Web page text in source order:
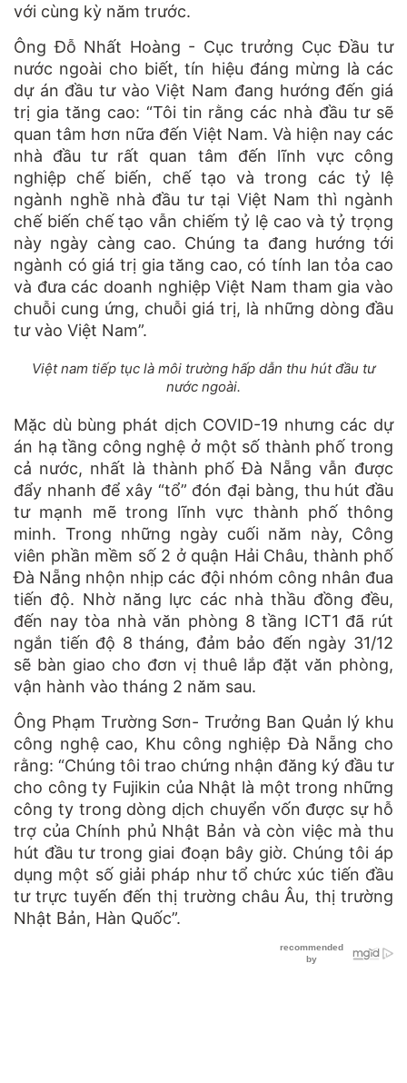
với cùng kỳ năm trước.
Ông Đỗ Nhất Hoàng - Cục trưởng Cục Đầu tư
nước ngoài cho biết, tín hiệu đáng mừng là các
dự án đầu tư vào Việt Nam đang hướng đến giá
trị gia tăng cao: “Tôi tin rằng các nhà đầu tư sẽ
quan tâm hơn nữa đến Việt Nam. Và hiện nay các
nhà đầu tư rất quan tâm đến lĩnh vực công
nghiệp chế biến, chế tạo và trong các tỷ lệ
ngành nghề nhà đầu tư tại Việt Nam thì ngành
chế biến chế tạo vẫn chiếm tỷ lệ cao và tỷ trọng
này ngày càng cao. Chúng ta đang hướng tới
ngành có giá trị gia tăng cao, có tính lan tỏa cao
và đưa các doanh nghiệp Việt Nam tham gia vào
chuỗi cung ứng, chuỗi giá trị, là những dòng đầu
tư vào Việt Nam”.
Việt nam tiếp tục là môi trường hấp dẫn thu hút đầu tư
nước ngoài.
Mặc dù bùng phát dịch COVID-19 nhưng các dự
án hạ tầng công nghệ ở một số thành phố trong
cả nước, nhất là thành phố Đà Nẵng vẫn được
đẩy nhanh để xây “tổ” đón đại bàng, thu hút đầu
tư mạnh mẽ trong lĩnh vực thành phố thông
minh. Trong những ngày cuối năm này, Công
viên phần mềm số 2 ở quận Hải Châu, thành phố
Đà Nẵng nhộn nhịp các đội nhóm công nhân đua
tiến độ. Nhờ năng lực các nhà thầu đồng đều,
đến nay tòa nhà văn phòng 8 tầng ICT1 đã rút
ngắn tiến độ 8 tháng, đảm bảo đến ngày 31/12
sẽ bàn giao cho đơn vị thuê lắp đặt văn phòng,
vận hành vào tháng 2 năm sau.
Ông Phạm Trường Sơn- Trưởng Ban Quản lý khu
công nghệ cao, Khu công nghiệp Đà Nẵng cho
rằng: “Chúng tôi trao chứng nhận đăng ký đầu tư
cho công ty Fujikin của Nhật là một trong những
công ty trong dòng dịch chuyển vốn được sự hỗ
trợ của Chính phủ Nhật Bản và còn việc mà thu
hút đầu tư trong giai đoạn bây giờ. Chúng tôi áp
dụng một số giải pháp như tổ chức xúc tiến đầu
tư trực tuyến đến thị trường châu Âu, thị trường
Nhật Bản, Hàn Quốc”.